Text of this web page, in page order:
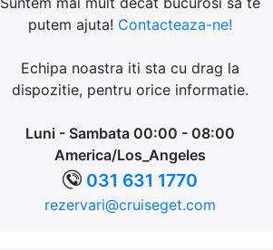
putem ajuta! Contacteaza-ne!
Echipa noastra iti sta cu drag la
dispozitie, pentru orice informatie.
Luni - Sambata 00:00 - 08:00
America/Los_Angeles
031 631 1770
rezervari@cruiseget.com